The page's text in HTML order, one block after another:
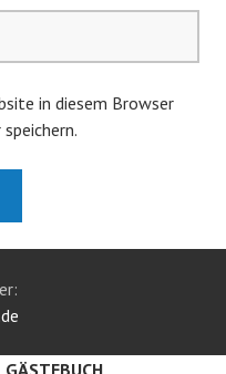
in diesem Browser